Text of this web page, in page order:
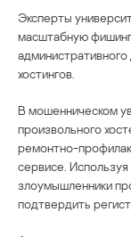
Эксперты
масштабную
хостингов.
В мошенническом
произвольного
ремонтно-
сервисе.
злоумышленники
подтвердить